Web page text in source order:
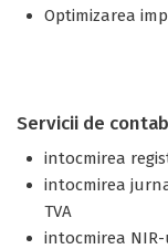
Optimizarea
Servicii de
intocmirea
intocmirea
TVA
intocmirea